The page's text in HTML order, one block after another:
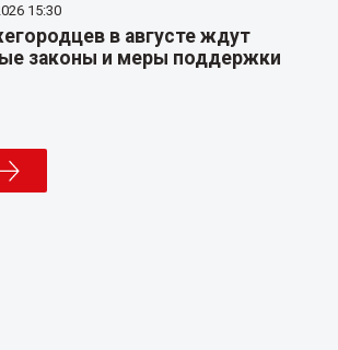
15:30
в августе ждут
законы и меры поддержки